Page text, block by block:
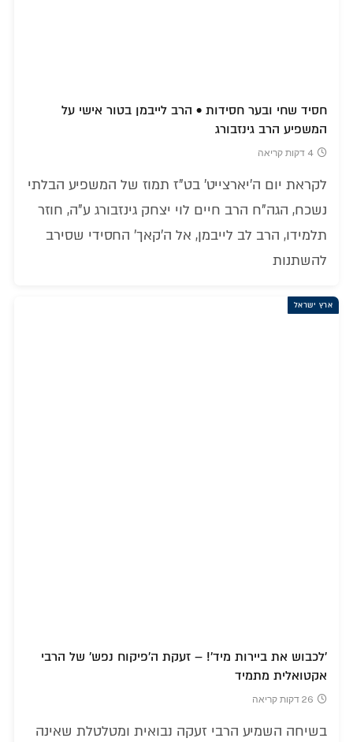
חסיד שחי ובער חסידות • הרב לייבמן בטור אישי על
המשפיע הרב גינזבורג
4 דקות קריאה
לקראת יום ה'יארצייט' בט"ז תמוז של המשפיע הבלתי
נשכח, הגה"ח הרב חיים לוי יצחק גינזבורג ע"ה, חוזר
תלמידו, הרב לב לייבמן, אל ה'קאך' החסידי שסירב
להשתנות
ארץ ישראל
'לכבוש את ביירות מיד'! – זעקת ה'פיקוח נפש' של הרבי
אקטואלית מתמיד
26 דקות קריאה
בשיחה השמיע הרבי זעקה נבואית ומטלטלת שאינה